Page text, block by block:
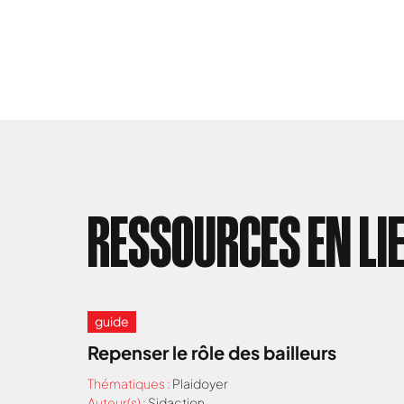
RESSOURCES EN
guide
Repenser le rôle des bailleurs
Thématiques : Plaidoyer